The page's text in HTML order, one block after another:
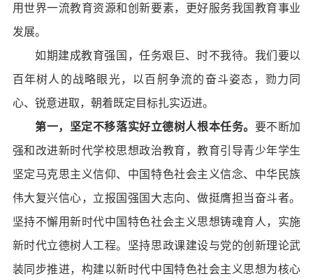
用世界一流教育资源和创新要素，更好服务我国教育事业
发展。
如期建成教育强国，任务艰巨、时不我待。我们要以
百年树人的战略眼光，以百舸争流的奋斗姿态，勠力同
心、锐意进取，朝着既定目标扎实迈进。
第一，坚定不移落实好立德树人根本任务。 要不断加
强和改进新时代学校思想政治教育，教育引导青少年学生
坚定马克思主义信仰、中国特色社会主义信念、中华民族
伟大复兴信心，立报国强国大志向、做挺膺担当奋斗者。
坚持不懈用新时代中国特色社会主义思想铸魂育人，实施
新时代立德树人工程。坚持思政课建设与党的创新理论武
装同步推进，构建以新时代中国特色社会主义思想为核心